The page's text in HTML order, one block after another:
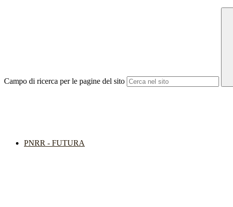
Campo di ricerca per le pagine del sito
PNRR - FUTURA